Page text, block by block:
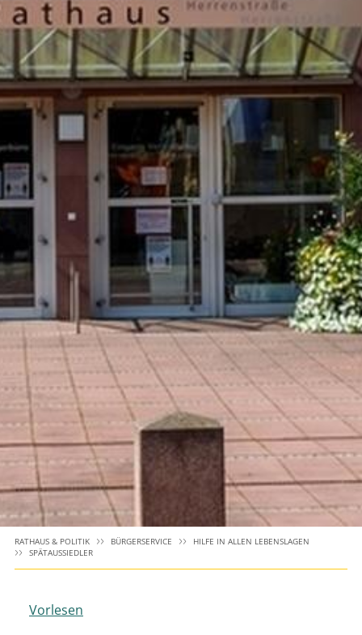
RATHAUS & POLITIK BÜRGERSERVICE
HILFE IN ALLEN LEBENSLAGEN
SPÄTAUSSIEDLER
Vorlesen